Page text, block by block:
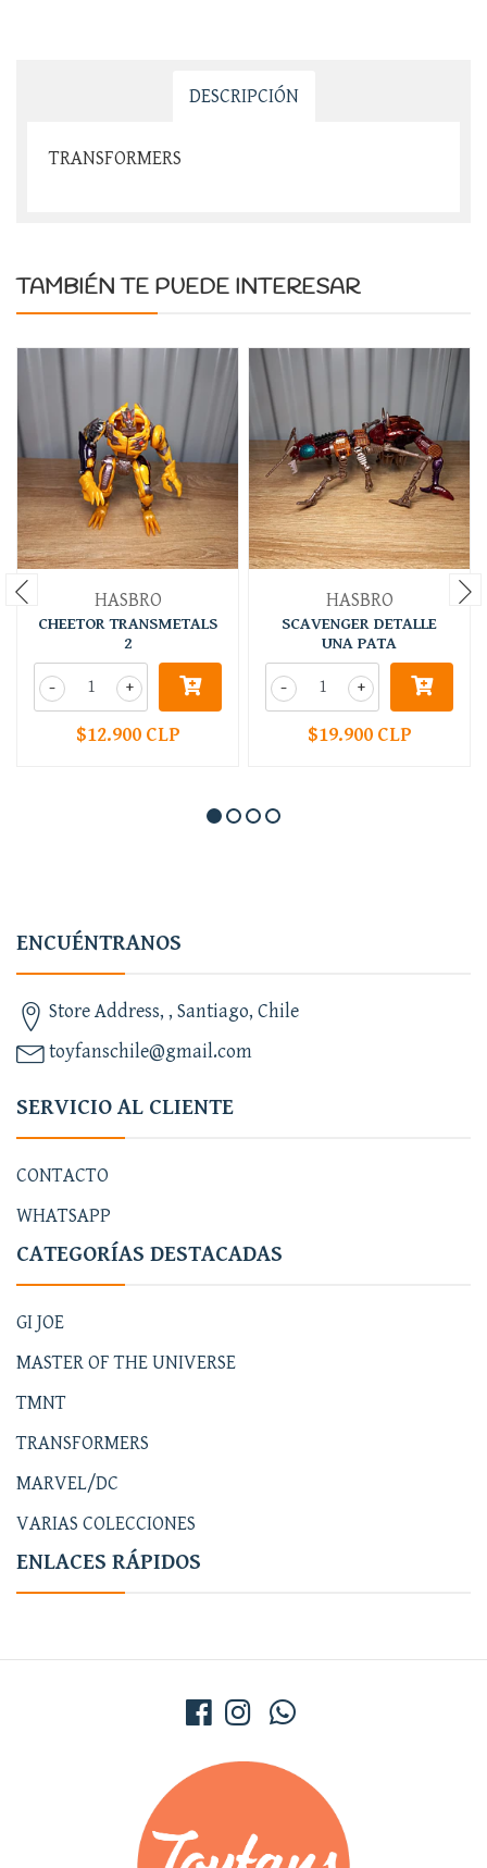
DESCRIPCIÓN
TRANSFORMERS
TAMBIÉN TE PUEDE INTERESAR
HASBRO
CHEETOR TRANSMETALS
2
+
-
$12.900 CLP
HASBRO
SCAVENGER DETALLE
UNA PATA
+
-
$19.900 CLP
ENCUÉNTRANOS
Store Address, , Santiago, Chile
toyfanschile@gmail.com
SERVICIO AL CLIENTE
CONTACTO
WHATSAPP
CATEGORÍAS DESTACADAS
GI JOE
MASTER OF THE UNIVERSE
TMNT
TRANSFORMERS
MARVEL/DC
VARIAS COLECCIONES
ENLACES RÁPIDOS